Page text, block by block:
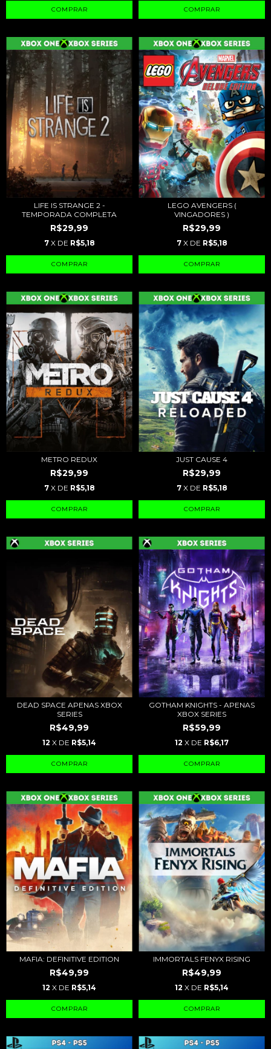
LIFE IS STRANGE 2 -
TEMPORADA COMPLETA
R$29,99
7 X DE R$5,18
LEGO AVENGERS (
VINGADORES )
R$29,99
7 X DE R$5,18
METRO REDUX
R$29,99
7 X DE R$5,18
JUST CAUSE 4
R$29,99
7 X DE R$5,18
DEAD SPACE APENAS XBOX
SERIES
R$49,99
12 X DE R$5,14
GOTHAM KNIGHTS - APENAS
XBOX SERIES
R$59,99
12 X DE R$6,17
MAFIA: DEFINITIVE EDITION
R$49,99
12 X DE R$5,14
IMMORTALS FENYX RISING
R$49,99
12 X DE R$5,14